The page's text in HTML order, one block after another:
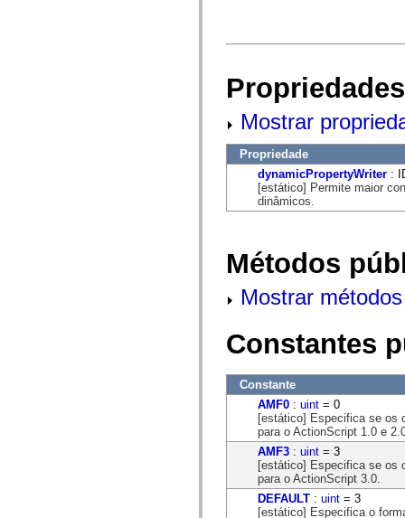
mx.automation.delegates.advancedDataGrid
mx.automation.delegates.controls.dataGridClasses
mx.automation.delegates.controls.fileSystemClasses
Mostrar
Propriedade
dynamicPropertyWriter :
[estático] Permite maior
dinâmicos.
Métodos
Mostrar
Constantes
Constante
AMF0 : uint = 0
[estático] Especifica se os
para o ActionScript 1.0 e
AMF3 : uint = 3
[estático] Especifica se os
para o ActionScript 3.0.
DEFAULT : uint = 3
[estático] Especifica o